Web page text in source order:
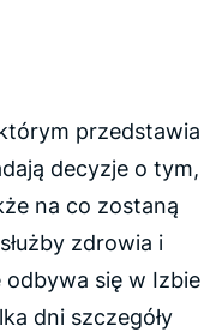
przedstawia
decyzje o tym,
na co zostaną
zdrowia i
odbywa się w Izbie
dni szczegóły